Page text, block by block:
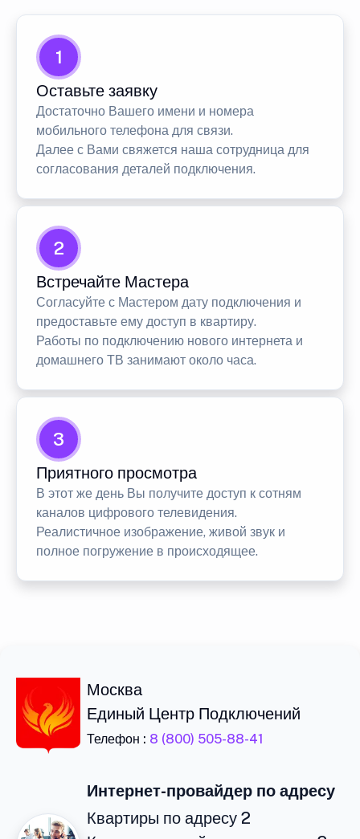
1
Оставьте заявку
Достаточно Вашего имени и номера
мобильного телефона для связи.
Далее с Вами свяжется наша сотрудница для
согласования деталей подключения.
2
Встречайте Мастера
Согласуйте с Мастером дату подключения и
предоставьте ему доступ в квартиру.
Работы по подключению нового интернета и
домашнего ТВ занимают около часа.
3
Приятного просмотра
В этот же день Вы получите доступ к сотням
каналов цифрового телевидения.
Реалистичное изображение, живой звук и
полное погружение в происходящее.
Москва
Единый Центр Подключений
Телефон : 8 (800) 505-88-41
Интернет-провайдер по адресу
Квартиры по адресу 2